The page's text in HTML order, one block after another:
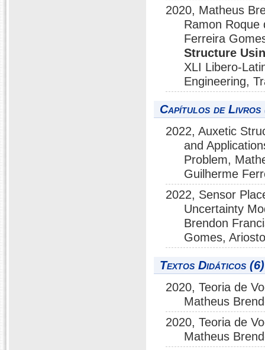
2020, Matheus
Ramon Roque
Ferreira
Structure
XLI Libero-
Engineering,
Capítulos de Livros
2022, Auxetic
and
Problem,
Guilherme
2022, Sensor
Uncertainty
Brendon
Gomes,
Textos Didáticos (6)
2020, Teoria de
Matheus
2020, Teoria de
Matheus